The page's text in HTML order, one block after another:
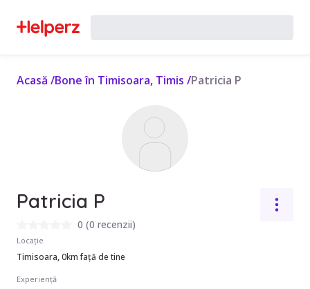
Acasă /Bone în Timisoara, Timis /Patricia P
Patricia P
0 (0 recenzii)
Locație
Timisoara, 0km față de tine
Experiență